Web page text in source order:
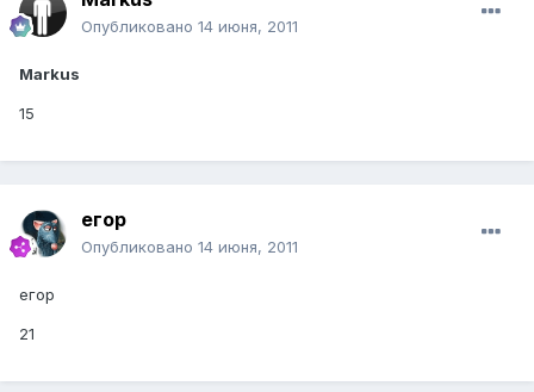
Опубликовано 14 июня, 2011
Markus
15
егор
Опубликовано 14 июня, 2011
егор
21